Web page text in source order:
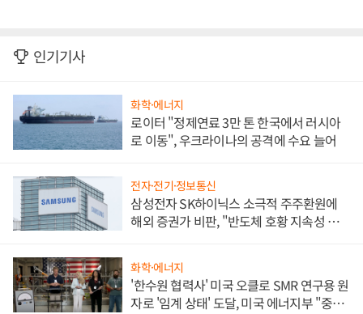
인기기사
화학·에너지
로이터 "정제연료 3만 톤 한국에서 러시아
로 이동", 우크라이나의 공격에 수요 늘어
전자·전기·정보통신
삼성전자 SK하이닉스 소극적 주주환원에
해외 증권가 비판, "반도체 호황 지속성 의
화학·에너지
'한수원 협력사' 미국 오클로 SMR 연구용 원
자로 '임계 상태' 도달, 미국 에너지부 "중요